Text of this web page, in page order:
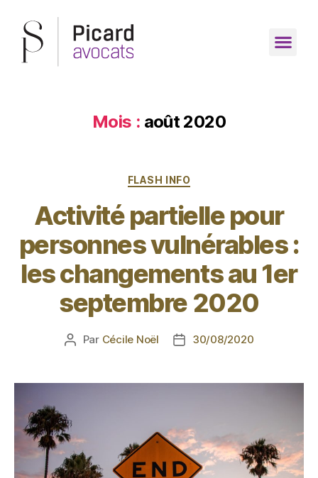
Mois : août 2020
FLASH INFO
Activité partielle pour
personnes vulnérables :
les changements au 1er
septembre 2020
Par Cécile Noël 30/08/2020